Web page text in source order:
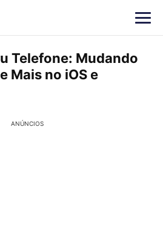
Telefone: Mudando
Mais no iOS e
ANÚNCIOS